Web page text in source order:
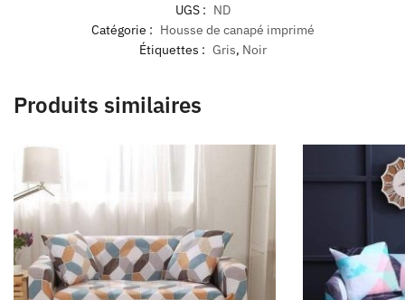
UGS : ND
Catégorie : Housse de canapé imprimé
Étiquettes : Gris, Noir
Produits similaires